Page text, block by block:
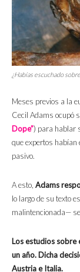
¿Habías escuchado
Meses previos a la
Cecil Adams ocupó
Dope”) para hablar
que expertos habían
pasivo.
A esto, Adams
lo largo de su texto
malintencionada—
Los estudios sobre
un año. Dicha
Austria e Italia.